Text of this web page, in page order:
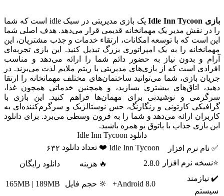
بازی Idle Inn Tycoon
یک بازی مدیریتی در سبک idle است که شما
را در نقش مدیر یک مهمانخانه قدیمی قرار می‌دهد. هدف اصلی شما
این است که با توسعه امکانات، ارتقاء خدمات و جذب مشتریان، این
مهمانخانه را به یک امپراتوری بزرگ تبدیل کنید. این بازی تجربه‌ای
آرام و بدون نیاز به حضور دائم شما را ارائه می‌دهد و مناسب
افرادی است که از بازی‌های مدیریتی با ریتم ملایم لذت می‌برند. در
جریان بازی، شما می‌توانید ساختمان‌های مختلف مهمانخانه را ارتقا
دهید، اتاق‌های بیشتری بسازید، و همچنین خدماتی همچون غذا،
سرگرمی و نوشیدنی برای مهمان‌ها فراهم کنید. این بازی با
گرافیکی کارتونی و رنگارنگ، حس نوستالژیک و سرگرم‌کننده‌ای به
کاربران ارائه می‌دهد و شما را به قرون وسطی می‌برد. برای دانلود
این بازی جذاب با پاتوق یو همره باشید.
دانلود Idle Inn Tycoon
✅ نام نرم افزار
Idle Inn Tycoon ❤️ تعداد دانلود ۶۳۲
⭐نسخه نرم افزار
2.8.0 🔥 هزینه
دانلود رایگان
✔️ نیازمند
سیستم
Android 8.0+ 🔆 حجم فایل 165MB | 189MB